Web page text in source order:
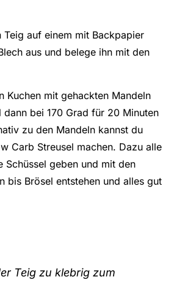
Teig auf einem mit Backpapier
aus und belege ihn mit den
Kuchen mit gehackten Mandeln
dann bei 170 Grad für 20 Minuten
zu den Mandeln kannst du
Carb Streusel machen. Dazu alle
Schüssel geben und mit den
bis Brösel entstehen und alles gut
Teig zu klebrig zum